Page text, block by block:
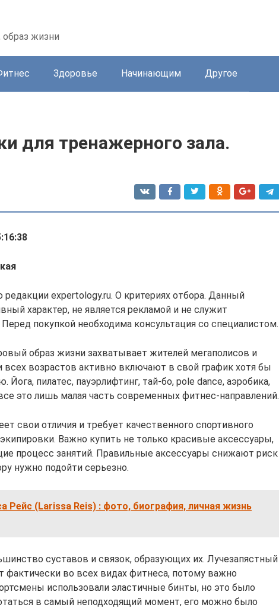
жизни
Здоровье Начинающим Другое
для тренажерного зала.
expertology.ru. О критериях отбора. Данный
характер, не является рекламой и не служит
покупкой необходима консультация со специалистом.
образ жизни захватывает жителей мегаполисов и
возрастов активно включают в свой график хотя бы
Йога, пилатес, пауэрлифтинг, тай-бо, pole dance, аэробика,
это лишь малая часть современных фитнес-направлений.
свои отличия и требует качественного спортивного
Важно купить не только красивые аксессуары,
процесс занятий. Правильные аксессуары снижают риск
нужно подойти серьезно.
Рейс (Larissa Reis) : фото, биография, личная жизнь
суставов и связок, образующих их. Лучезапястный
фактически во всех видах фитнеса, потому важно
использовали эластичные бинты, но это было
в самый неподходящий момент, его можно было